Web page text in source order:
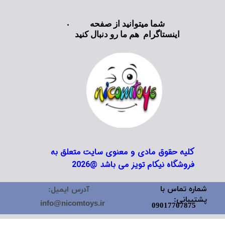
کلیه حقوق مادی و معنوی سایت متعلق به
فروشگاه نیکام تویز می باشد @2026
شما میتوانید از صفحه
اینستاگرام هم ما رو دنبال کنید
شماره تماس با
پشتیبانی:
09017707875
آدرس ایمیل:
info@nicomtoys.ir